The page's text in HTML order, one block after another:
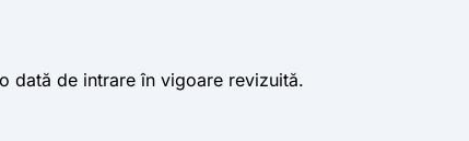
dată de intrare în vigoare revizuită.